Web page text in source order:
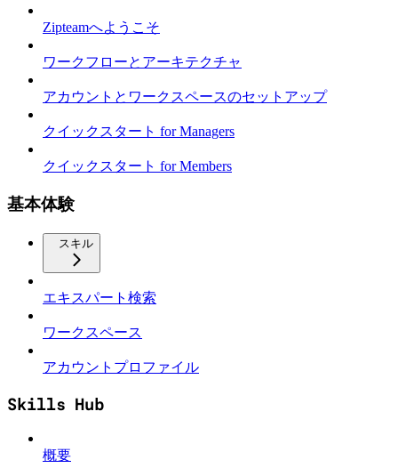
Zipteamへようこそ
ワークフローとアーキテクチャ
アカウントとワークスペースのセットアップ
クイックスタート for Managers
クイックスタート for Members
基本体験
スキル
エキスパート検索
ワークスペース
アカウントプロファイル
Skills Hub
概要